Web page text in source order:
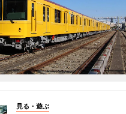
見る・遊ぶ